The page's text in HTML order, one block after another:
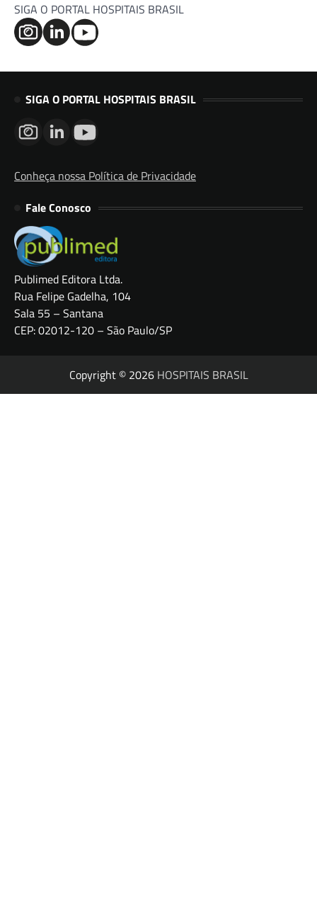
SIGA O PORTAL HOSPITAIS BRASIL
SIGA O PORTAL HOSPITAIS BRASIL
Conheça nossa Política de Privacidade
Fale Conosco
Publimed Editora Ltda.
Rua Felipe Gadelha, 104
Sala 55 – Santana
CEP: 02012-120 – São Paulo/SP
Copyright © 2026 HOSPITAIS BRASIL